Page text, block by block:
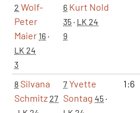
2 Wolf-
Peter
Maier16·
LK 24
3
6 Kurt Nold
35· LK 24
9
8Silvana
Schmitz27
7Yvette
Sontag 45·
1:6